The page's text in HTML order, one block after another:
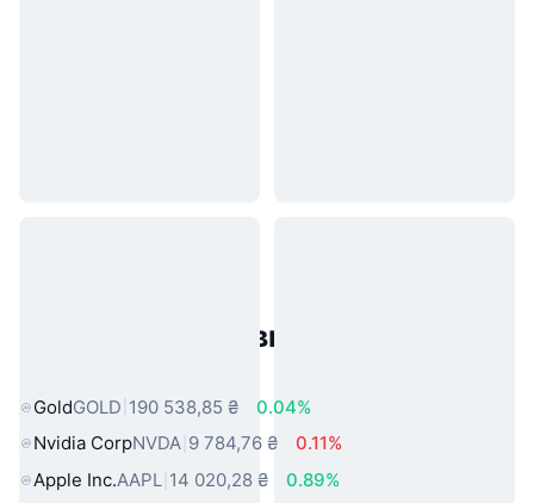
Популярні активи реального
GoldGOLD 190 538,85 ₴
0.04%
Nvidia CorpNVDA 9 784,76 ₴
0.11%
Apple Inc.AAPL 14 020,28 ₴
0.89%